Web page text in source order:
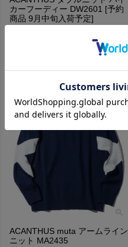
カーフーディー DW2601 [予約
商品 9月中旬入荷予定]
ACANTHUS muta アームライン
ニット MA2435